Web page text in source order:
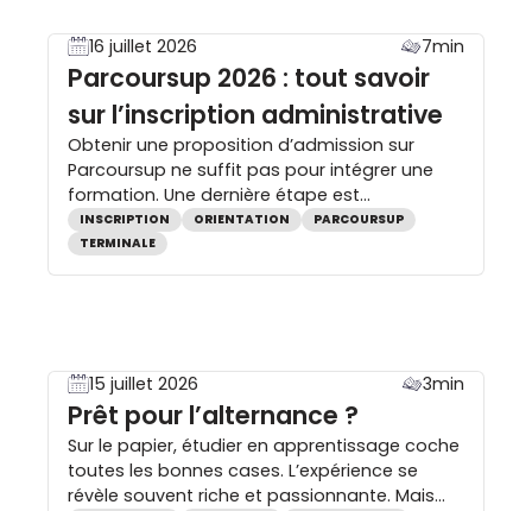
16 juillet 2026 7min
Parcoursup 2026 : tout savoir
sur l’inscription administrative
Obtenir une proposition d’admission sur
Parcoursup ne suffit pas pour intégrer une
formation. Une dernière étape est
indispensable : l’inscription administrative.
Cette démarche permet de confirmer
définitivement son admission dans une
respecter et erreurs […]
INSCRIPTION ORIENTATION
PARCOURSUP
TERMINALE
15 juillet 2026 3min
Prêt pour l’alternance ?
Sur le papier, étudier en apprentissage coche
toutes les bonnes cases. L’expérience se
révèle souvent riche et passionnante. Mais